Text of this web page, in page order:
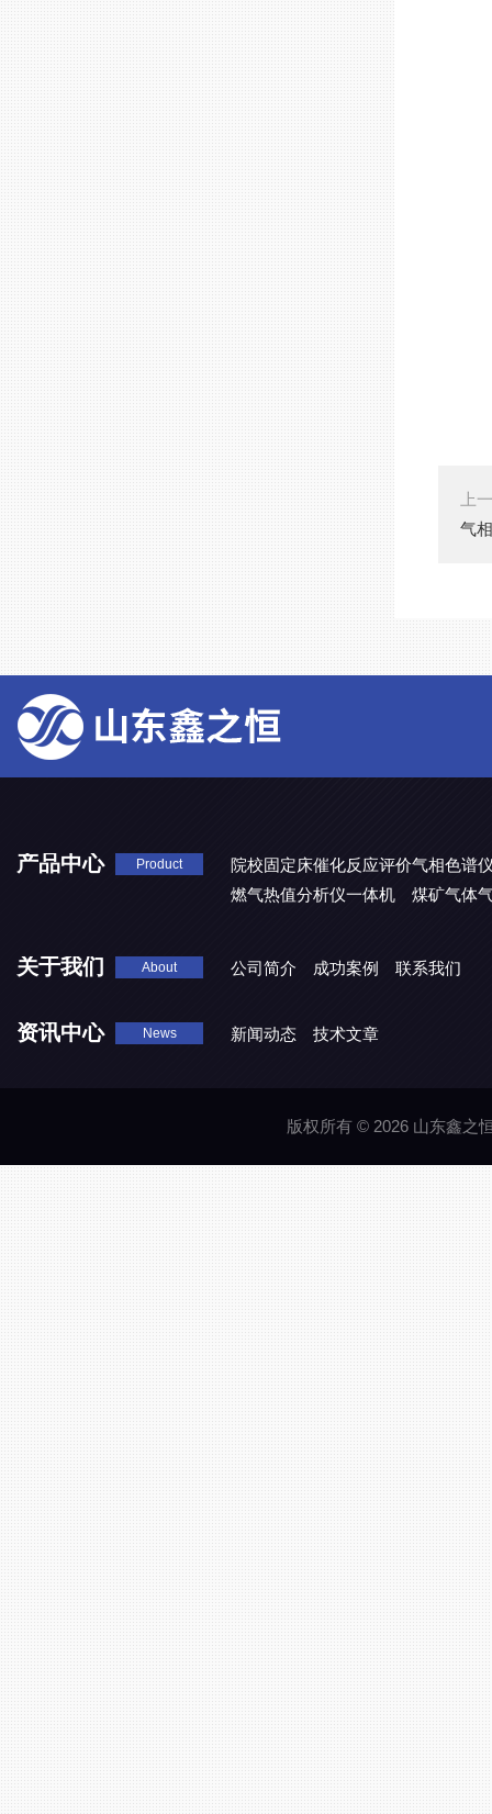
上
气
产品中心 Product
院校固定床催化反应评价气相色谱
燃气热值分析仪一体机
煤矿气体
关于我们 About 公司简介 成功案例 联系我们
资讯中心 News 新闻动态 技术文章
版权所有 © 2026 山东鑫之